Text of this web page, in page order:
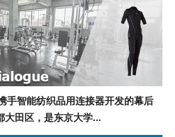
智能纺织品用连接器开发的幕后
田区，是东京大学...